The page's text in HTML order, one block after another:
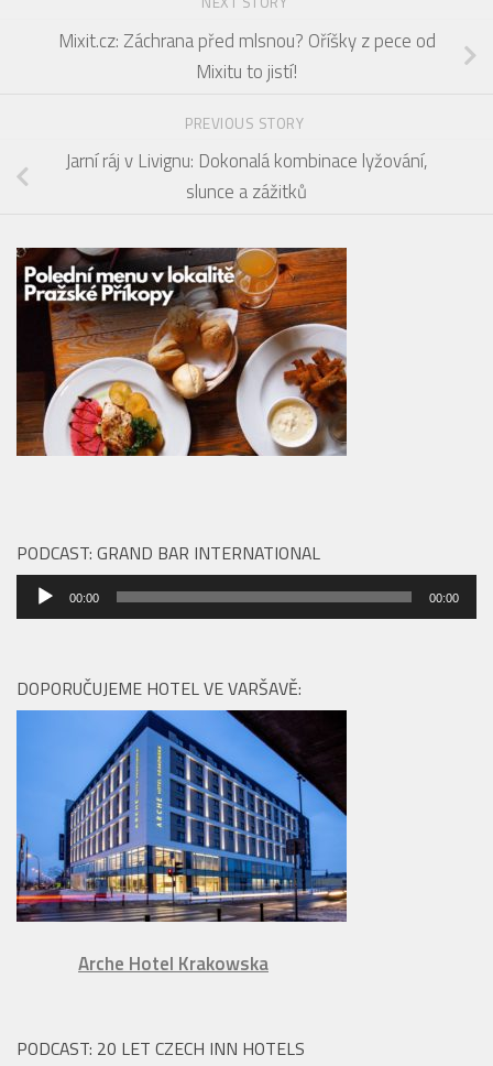
Mixit.cz: Záchrana před mlsnou? Oříšky z pece od
Mixitu to jistí!
PREVIOUS STORY
Jarní ráj v Livignu: Dokonalá kombinace lyžování,
slunce a zážitků
PODCAST: GRAND BAR INTERNATIONAL
Audio
přehrávač
00:00 00:00
DOPORUČUJEME HOTEL VE VARŠAVĚ:
Arche Hotel Krakowska
PODCAST: 20 LET CZECH INN HOTELS